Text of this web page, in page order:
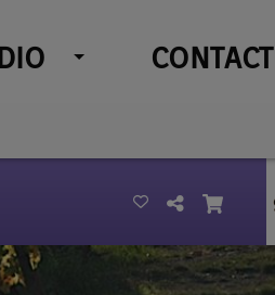
CONTACT